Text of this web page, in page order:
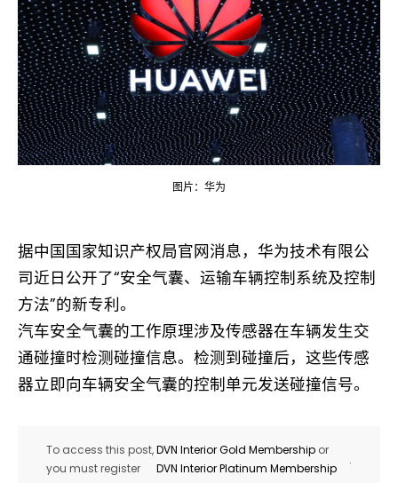
图片：华为
据中国国家知识产权局官网消息，华为技术有限公
司近日公开了“安全气囊、运输车辆控制系统及控制
方法”的新专利。
汽车安全气囊的工作原理涉及传感器在车辆发生交
通碰撞时检测碰撞信息。检测到碰撞后，这些传感
器立即向车辆安全气囊的控制单元发送碰撞信号。
To access this post,
you must register
DVN Interior Gold Membership or
DVN Interior Platinum Membership
.